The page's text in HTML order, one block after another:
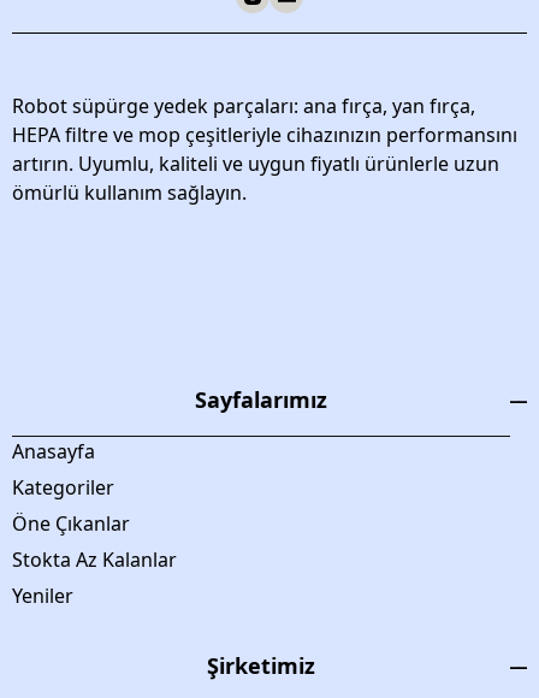
Robot süpürge yedek parçaları: ana fırça, yan fırça,
HEPA filtre ve mop çeşitleriyle cihazınızın performansını
artırın. Uyumlu, kaliteli ve uygun fiyatlı ürünlerle uzun
ömürlü kullanım sağlayın.
Sayfalarımız
Anasayfa
Kategoriler
Öne Çıkanlar
Stokta Az Kalanlar
Yeniler
Şirketimiz